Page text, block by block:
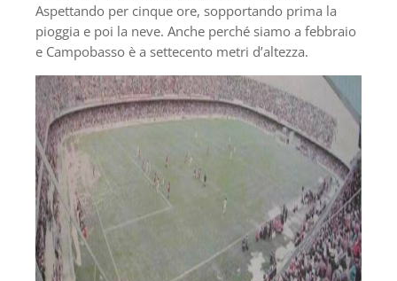
Aspettando per cinque ore, sopportando prima la
pioggia e poi la neve. Anche perché siamo a febbraio
e Campobasso è a settecento metri d’altezza.